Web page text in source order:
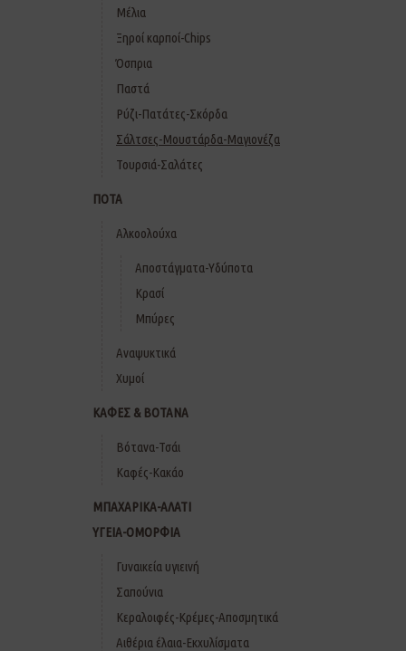
Μέλια
Ξηροί καρποί-Chips
Όσπρια
Παστά
Ρύζι-Πατάτες-Σκόρδα
Σάλτσες-Μουστάρδα-Μαγιονέζα
Τουρσιά-Σαλάτες
ΠΟΤΑ
Αλκοολούχα
Αποστάγματα-Υδύποτα
Κρασί
Μπύρες
Αναψυκτικά
Χυμοί
ΚΑΦΕΣ & ΒΟΤΑΝΑ
Βότανα-Τσάι
Καφές-Κακάο
ΜΠΑΧΑΡΙΚΑ-ΑΛΑΤΙ
ΥΓΕΙΑ-ΟΜΟΡΦΙΑ
Γυναικεία υγιεινή
Σαπούνια
Κεραλοιφές-Κρέμες-Αποσμητικά
Αιθέρια έλαια-Εκχυλίσματα